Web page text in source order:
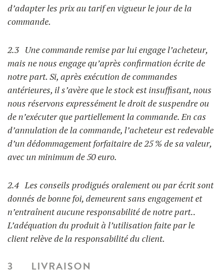
d’adapter les prix au tarif en vigueur le jour de la
commande.
2.3 Une commande remise par lui engage l’acheteur,
mais ne nous engage qu’après confirmation écrite de
notre part. Si, après exécution de commandes
antérieures, il s’avère que le stock est insuffisant, nous
nous réservons expressément le droit de suspendre ou
de n’exécuter que partiellement la commande. En cas
d’annulation de la commande, l’acheteur est redevable
d’un dédommagement forfaitaire de 25 % de sa valeur,
avec un minimum de 50 euro.
2.4 Les conseils prodigués oralement ou par écrit sont
donnés de bonne foi, demeurent sans engagement et
n’entraînent aucune responsabilité de notre part..
L’adéquation du produit à l’utilisation faite par le
client relève de la responsabilité du client.
3 LIVRAISON